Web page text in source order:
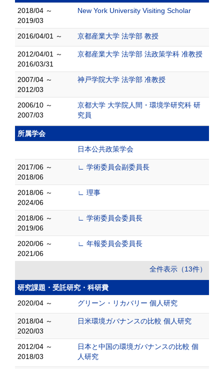
2018/04 ～
2019/03
New York University Visiting Scholar
2016/04/01 ～ 京都産業大学 法学部 教授
2012/04/01 ～
2016/03/31
京都産業大学 法学部 法政策学科 准教授
2007/04 ～
2012/03
神戸学院大学 法学部 准教授
2006/10 ～
2007/03
京都大学 大学院人間・環境学研究科 研
究員
所属学会
日本公共政策学会
2017/06 ～
2018/06
∟ 学術委員会副委員長
2018/06 ～
2024/06
∟ 理事
2018/06 ～
2019/06
∟ 学術委員会委員長
2020/06 ～
2021/06
∟ 年報委員会委員長
全件表示（13件）
研究課題・受託研究・科研費
2020/04 ～
グリーン・リカバリー 個人研究
2018/04 ～
2020/03
日米環境ガバナンスの比較 個人研究
2012/04 ～
2018/03
日本と中国の環境ガバナンスの比較 個
人研究